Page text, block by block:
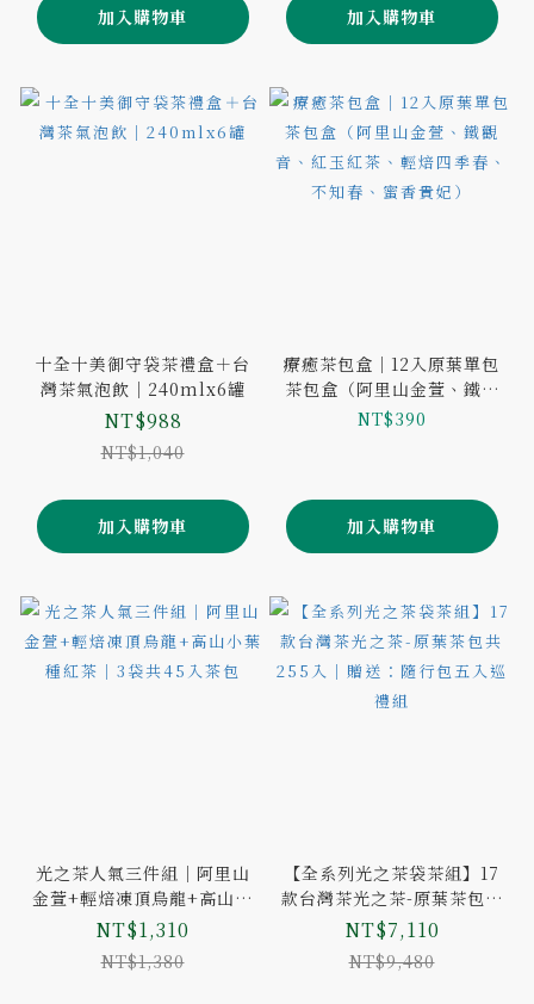
加入購物車 加入購物車
十全十美御守袋茶禮盒＋台
灣茶氣泡飲｜240mlx6罐
NT$988
NT$1,040
加入購物車
療癒茶包盒｜12入原葉單包
茶包盒（阿里山金萱、鐵觀
音、紅玉紅茶、輕焙四季
NT$390
加入購物車
光之茶人氣三件組｜阿里山
金萱+輕焙凍頂烏龍+高山小
葉種紅茶｜3袋共45入茶包
NT$1,310
NT$1,380
【全系列光之茶袋茶組】17
款台灣茶光之茶-原葉茶包共
255入｜贈送：隨行包五入
巡禮組
NT$7,110
NT$9,480